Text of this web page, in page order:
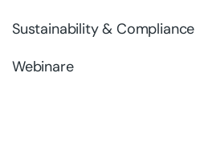
Sustainability & Compliance
Webinare